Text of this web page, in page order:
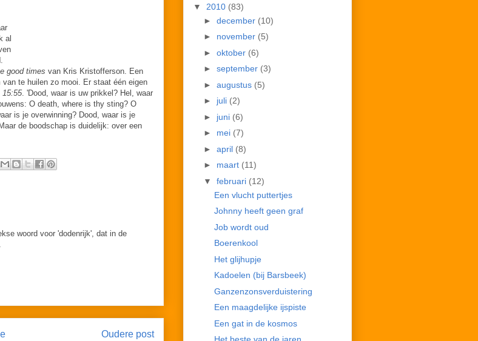
al
good times van Kris Kristofferson. Een
te huilen zo mooi. Er staat één eigen
15:55. 'Dood, waar is uw prikkel? Hel, waar
O death, where is thy sting? O
is je overwinning? Dood, waar is je
de boodschap is duidelijk: over een
woord voor 'dodenrijk', dat in de
Oudere post
▼ 2010 (83)
► december (10)
► november (5)
► oktober (6)
► september (3)
► augustus (5)
► juli (2)
► juni (6)
► mei (7)
► april (8)
► maart (11)
▼ februari (12)
Een vlucht puttertjes
Johnny heeft geen graf
Job wordt oud
Boerenkool
Het glijhupje
Kadoelen (bij Barsbeek)
Ganzenzonsverduistering
Een maagdelijke ijspiste
Een gat in de kosmos